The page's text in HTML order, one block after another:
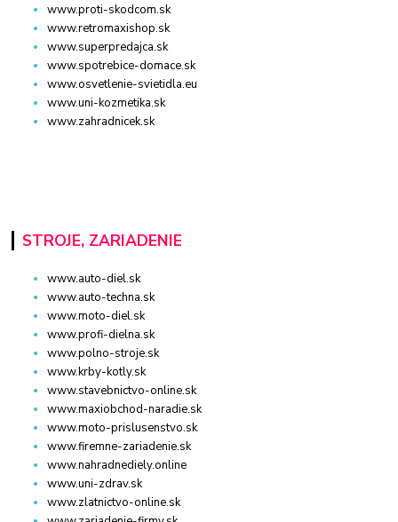
www.proti-skodcom.sk
www.retromaxishop.sk
www.superpredajca.sk
www.spotrebice-domace.sk
www.osvetlenie-svietidla.eu
www.uni-kozmetika.sk
www.zahradnicek.sk
STROJE, ZARIADENIE
www.auto-diel.sk
www.auto-techna.sk
www.moto-diel.sk
www.profi-dielna.sk
www.polno-stroje.sk
www.krby-kotly.sk
www.stavebnictvo-online.sk
www.maxiobchod-naradie.sk
www.moto-prislusenstvo.sk
www.firemne-zariadenie.sk
www.nahradnediely.online
www.uni-zdrav.sk
www.zlatnictvo-online.sk